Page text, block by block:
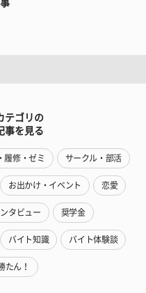
テゴリの
事を見る
履修・ゼミ サークル・部活
お出かけ・イベント 恋愛
タビュー 奨学金
バイト知識 バイト体験談
たん！